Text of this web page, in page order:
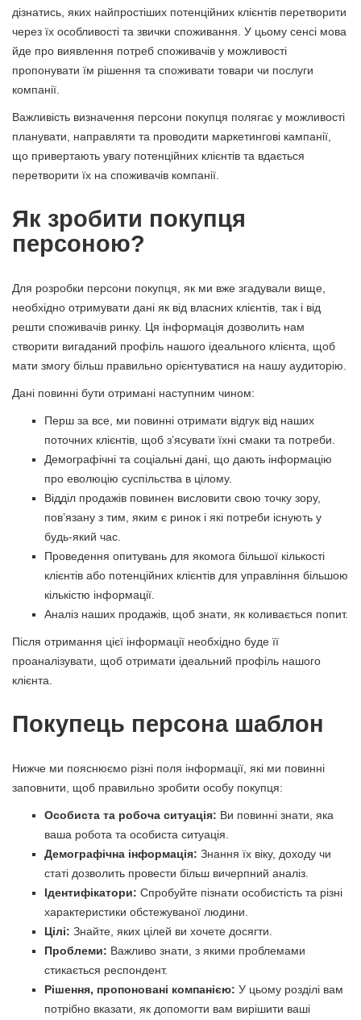
дізнатись, яких найпростіших потенційних клієнтів перетворити
через їх особливості та звички споживання. У цьому сенсі мова
йде про виявлення потреб споживачів у можливості
пропонувати їм рішення та споживати товари чи послуги
компанії.
Важливість визначення персони покупця полягає у можливості
планувати, направляти та проводити маркетингові кампанії,
що привертають увагу потенційних клієнтів та вдається
перетворити їх на споживачів компанії.
Як зробити покупця
персоною?
Для розробки персони покупця, як ми вже згадували вище,
необхідно отримувати дані як від власних клієнтів, так і від
решти споживачів ринку. Ця інформація дозволить нам
створити вигаданий профіль нашого ідеального клієнта, щоб
мати змогу більш правильно орієнтуватися на нашу аудиторію.
Дані повинні бути отримані наступним чином:
Перш за все, ми повинні отримати відгук від наших
поточних клієнтів, щоб з’ясувати їхні смаки та потреби.
Демографічні та соціальні дані, що дають інформацію
про еволюцію суспільства в цілому.
Відділ продажів повинен висловити свою точку зору,
пов’язану з тим, яким є ринок і які потреби існують у
будь-який час.
Проведення опитувань для якомога більшої кількості
клієнтів або потенційних клієнтів для управління більшою
кількістю інформації.
Аналіз наших продажів, щоб знати, як коливається попит.
Після отримання цієї інформації необхідно буде її
проаналізувати, щоб отримати ідеальний профіль нашого
клієнта.
Покупець персона шаблон
Нижче ми пояснюємо різні поля інформації, які ми повинні
заповнити, щоб правильно зробити особу покупця:
Особиста та робоча ситуація: Ви повинні знати, яка
ваша робота та особиста ситуація.
Демографічна інформація: Знання їх віку, доходу чи
статі дозволить провести більш вичерпний аналіз.
Ідентифікатори: Спробуйте пізнати особистість та різні
характеристики обстежуваної людини.
Цілі: Знайте, яких цілей ви хочете досягти.
Проблеми: Важливо знати, з якими проблемами
стикається респондент.
Рішення, пропоновані компанією: У цьому розділі вам
потрібно вказати, як допомогти вам вирішити ваші